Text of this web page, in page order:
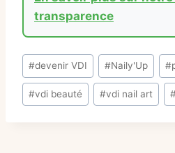
transparence
Étiquettes
de
la
#devenir VDI #Naily'Up #
#vdi beauté #vdi nail art